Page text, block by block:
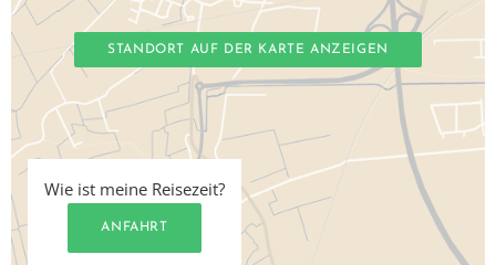
STANDORT AUF DER KARTE ANZEIGEN
Wie ist meine Reisezeit?
ANFAHRT